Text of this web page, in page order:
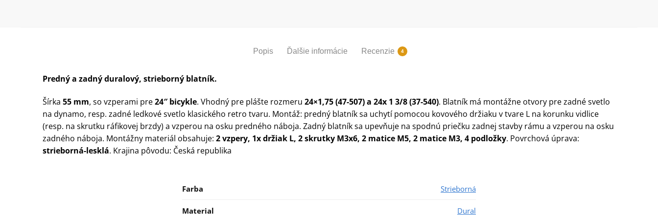
Popis Ďalšie informácie Recenzie 4
Predný a zadný duralový, strieborný blatník.
Šírka55 mm, so vzperami pre24″ bicykle. Vhodný pre plášte rozmeru24×1,75 (47-507) a 24x 1 3/8 (37-540). Blatník má montážne otvory pre zadné svetlo
na dynamo, resp. zadné ledkové svetlo klasického retro tvaru. Montáž: predný blatník sa uchytí pomocou kovového držiaku v tvare L na korunku vidlice
(resp. na skrutku ráfikovej brzdy) a vzperou na osku predného náboja. Zadný blatník sa upevňuje na spodnú priečku zadnej stavby rámu a vzperou na osku
zadného náboja. Montážny materiál obsahuje:2 vzpery, 1x držiak L, 2 skrutky M3x6, 2 matice M5, 2 matice M3, 4 podložky. Povrchová úprava:
strieborná-lesklá. Krajina pôvodu: Česká republika
Farba Strieborná
Material Dural